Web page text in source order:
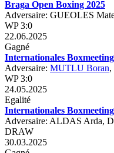
Braga Open Boxing 2025
Adversaire: GUEOLES
WP 3:0
22.06.2025
Gagné
Internationales
Adversaire: MUTLU Boran,
WP 3:0
24.05.2025
Egalité
Internationales
Adversaire: ALDAS Arda,
DRAW
30.03.2025